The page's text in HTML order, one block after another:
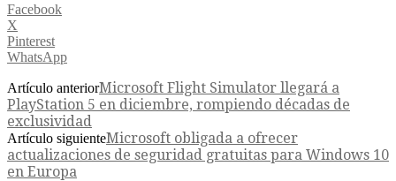
Facebook
X
Pinterest
WhatsApp
Artículo anteriorMicrosoft Flight Simulator llegará a
PlayStation 5 en diciembre, rompiendo décadas de
exclusividad
Artículo siguienteMicrosoft obligada a ofrecer
actualizaciones de seguridad gratuitas para Windows 10
en Europa